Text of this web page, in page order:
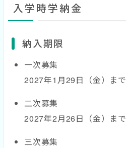
入学時学納金
納入期限
一次募集
2027年1月29日（金）まで
二次募集
2027年2月26日（金）まで
三次募集